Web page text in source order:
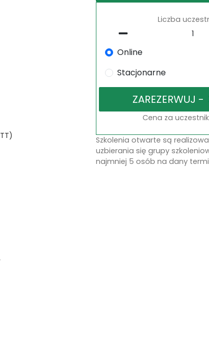
Liczba
Online
Stacjonarne
Cena za
Szkolenia otwarte są
uzbierania się grupy
najmniej 5 osób na dany